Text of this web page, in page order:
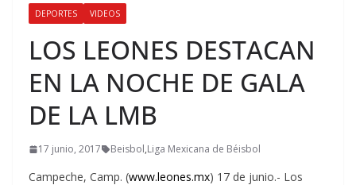
DEPORTES VIDEOS
LOS LEONES DESTACAN
EN LA NOCHE DE GALA
DE LA LMB
17 junio, 2017 Beisbol,Liga Mexicana de Béisbol
Campeche, Camp. (www.leones.mx) 17 de junio.- Los